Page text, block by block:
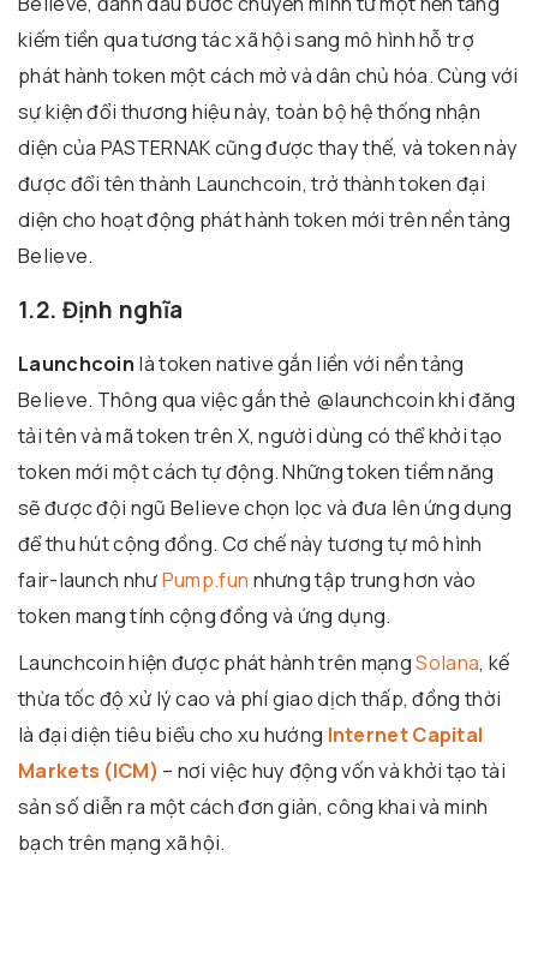
kiếm tiền qua tương tác xã hội sang mô hình hỗ trợ
phát hành token một cách mở và dân chủ hóa. Cùng với
sự kiện đổi thương hiệu này, toàn bộ hệ thống nhận
diện của PASTERNAK cũng được thay thế, và token này
được đổi tên thành Launchcoin, trở thành token đại
diện cho hoạt động phát hành token mới trên nền tảng
Believe.
1.2. Định nghĩa
Launchcoin là token native gắn liền với nền tảng
Believe. Thông qua việc gắn thẻ @launchcoin khi đăng
tải tên và mã token trên X, người dùng có thể khởi tạo
token mới một cách tự động. Những token tiềm năng
sẽ được đội ngũ Believe chọn lọc và đưa lên ứng dụng
để thu hút cộng đồng. Cơ chế này tương tự mô hình
fair-launch nhưPump.fun nhưng tập trung hơn vào
token mang tính cộng đồng và ứng dụng.
Launchcoin hiện được phát hành trên mạngSolana, kế
thừa tốc độ xử lý cao và phí giao dịch thấp, đồng thời
là đại diện tiêu biểu cho xu hướng Internet Capital
Markets (ICM) – nơi việc huy động vốn và khởi tạo tài
sản số diễn ra một cách đơn giản, công khai và minh
bạch trên mạng xã hội.